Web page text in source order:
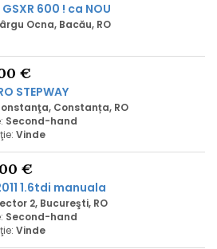
GSXR 600 ! ca NOU
Ocna, Bacău, RO
€
STEPWAY
Constanța, RO
Second-hand
Vinde
€
1.6tdi manuala
2, Bucureşti, RO
Second-hand
Vinde